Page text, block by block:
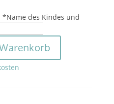
*Name des Kindes und